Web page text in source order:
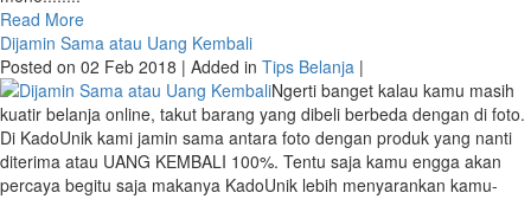
memang mudah, murah dan menyenangkan tetapi rasa kuatir kalau
kamu bakal dibohongin karena produk yang dijual tidak ASLI atau KW
tetap saja selalu menghantui, Di KadoUnik dijamin semua produk yang
dijual ASLI atau ORI alias tidak ada produk KW. Kalau kamu
mene........
Read More
Dijamin Sama atau Uang Kembali
Posted on 02 Feb 2018 | Added inTips Belanja|